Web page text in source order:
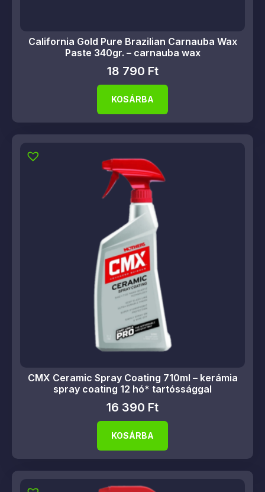
California Gold Pure Brazilian Carnauba Wax
Paste 340gr. – carnauba wax
18 790 Ft
KOSÁRBA
CMX Ceramic Spray Coating 710ml – kerámia
spray coating 12 hó* tartóssággal
16 390 Ft
KOSÁRBA